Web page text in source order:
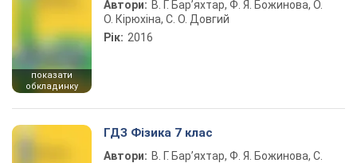
показати
обкладинку
Автори: В. Г. Бар’яхтар, Ф. Я. Божинова, О.
О. Кірюхіна, С. О. Довгий
Рік: 2016
ГДЗ Фізика 7 клас
Автори: В. Г. Бар’яхтар, Ф. Я. Божинова, С.